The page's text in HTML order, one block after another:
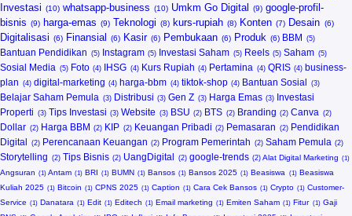
Investasi
whatsapp-business Umkm Go Digital
google-profil-
bisnis
harga-emas Teknologi kurs-rupiah Konten
Desain
Digitalisasi
Finansial Kasir Pembukaan Produk
BBM
Bantuan Pendidikan
Instagram Investasi Saham Reels
Saham
Sosial Media
Foto IHSG Kurs Rupiah Pertamina QRIS
business-
plan
digital-marketing harga-bbm tiktok-shop
Bantuan Sosial
Belajar Saham Pemula
Distribusi Gen Z Harga Emas
Investasi
Properti
Tips Investasi Website BSU BTS Branding
Canva
Dollar
Harga BBM KIP Keuangan Pribadi Pemasaran
Pendidikan
Digital
Perencanaan Keuangan Program Pemerintah
Saham Pemula
Storytelling
Tips Bisnis UangDigital google-trends
Alat Digital Marketing
Angsuran
Antam BRI BUMN Bansos Bansos 2025 Beasiswa
Beasiswa
Kuliah 2025
Bitcoin CPNS 2025 Caption Cara Cek Bansos Crypto
Customer-
Service
Danatara Edit Editech Email marketing Emiten Saham Fitur
Gaji